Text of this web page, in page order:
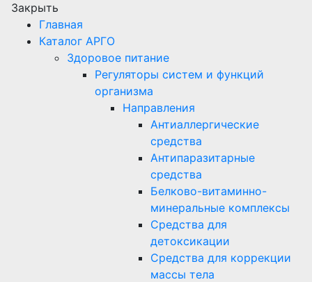
Закрыть
Главная
Каталог АРГО
Здоровое питание
Регуляторы систем и функций
организма
Направления
Антиаллергические
средства
Антипаразитарные
средства
Белково-витаминно-
минеральные комплексы
Средства для
детоксикации
Средства для коррекции
массы тела